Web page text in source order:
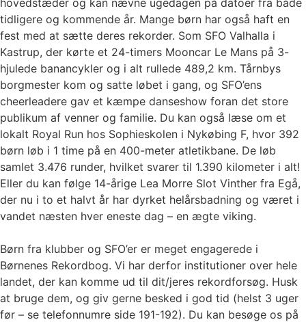
tidligere og kommende år. Mange børn har også haft en
fest med at sætte deres rekorder. Som SFO Valhalla i
Kastrup, der kørte et 24-timers Mooncar Le Mans på 3-
hjulede banancykler og i alt rullede 489,2 km. Tårnbys
borgmester kom og satte løbet i gang, og SFO’ens
cheerleadere gav et kæmpe danseshow foran det store
publikum af venner og familie. Du kan også læse om et
lokalt Royal Run hos Sophieskolen i Nykøbing F, hvor 392
børn løb i 1 time på en 400-meter atletikbane. De løb
samlet 3.476 runder, hvilket svarer til 1.390 kilometer i alt!
Eller du kan følge 14-årige Lea Morre Slot Vinther fra Egå,
der nu i to et halvt år har dyrket helårsbadning og været i
vandet næsten hver eneste dag – en ægte viking.
Børn fra klubber og SFO’er er meget engagerede i
Børnenes Rekordbog. Vi har derfor institutioner over hele
landet, der kan komme ud til dit/jeres rekordforsøg. Husk
at bruge dem, og giv gerne besked i god tid (helst 3 uger
før – se telefonnumre side 191-192). Du kan besøge os på